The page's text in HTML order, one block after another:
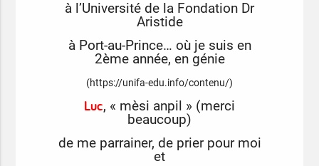
à l’Université de la Fondation Dr
Aristide
à Port-au-Prince… où je suis en
2ème année, en génie
(https://unifa-edu.info/contenu/)
Luc, « mèsi anpil » (merci
beaucoup)
de me parrainer, de prier pour moi
et